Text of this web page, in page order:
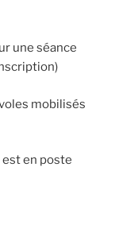
une séance
mobilisés
est en poste